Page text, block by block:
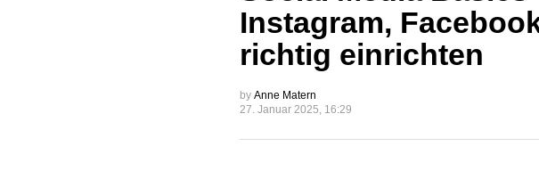
Instagram,
richtig einrichten
by Anne Matern
27. Januar 2025, 16:29